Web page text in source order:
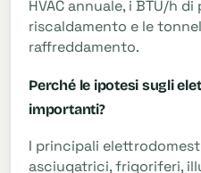
HVAC annuale, i BTU/h
riscaldamento e le
raffreddamento.
Perché le ipotesi sugli
importanti?
I principali
asciugatrici, frigoriferi,